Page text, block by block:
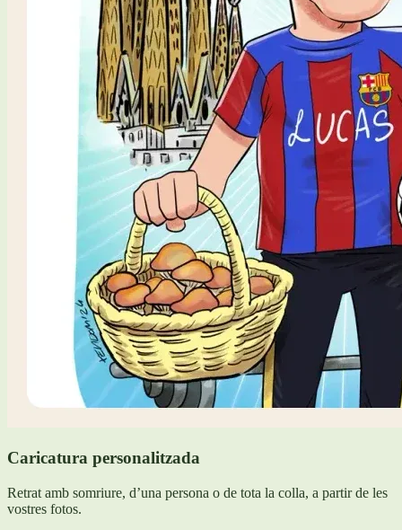
Caricatura personalitzada
Retrat amb somriure, d’una persona o de tota la colla, a partir de les
vostres fotos.